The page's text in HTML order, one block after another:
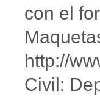
con el
http://
Civil: